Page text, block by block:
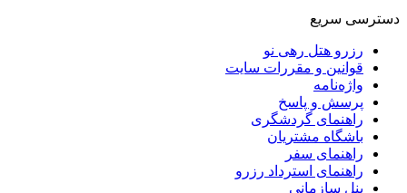
دسترسی سریع
رزرو هتل رهی نو
قوانین و مقررات سایت
واژه‌نامه
پرسش و پاسخ
راهنمای گردشگری
باشگاه مشتریان
راهنمای سفر
راهنمای استرداد رزرو
پنل سازمانی